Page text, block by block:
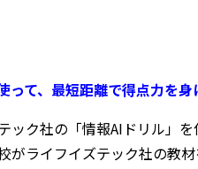
て、最短距離で得点力を身
ック社の「情報AIドリル」
がライフイズテック社の教